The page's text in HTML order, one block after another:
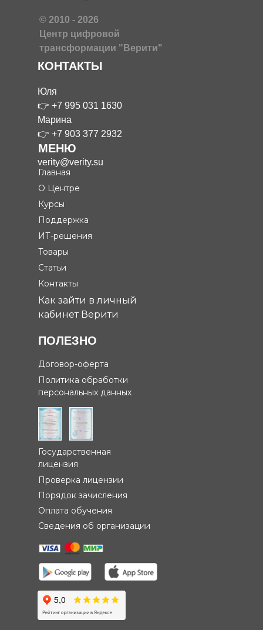
Государственная
лицензия
Сведения об организации
Проверка лицензии
Как зайти в личный
кабинет Верити
КОНТАКТЫ
МЕНЮ
ПОЛЕЗНО
Юля
👉 +7 995 031 1630
Марина
👉 +7 903 377 2932
verity@verity.su
© 2010 - 2026
Центр цифровой
трансформации "Верити"
Главная
О Центре
Курсы
Статьи
Контакты
Договор-оферта
Политика обработки
персональных данных
Поддержка
ИТ-решения
Товары
Порядок зачисления
Оплата обучения